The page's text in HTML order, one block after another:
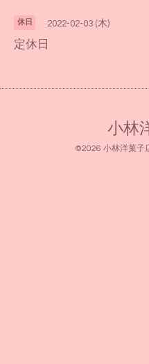
休日 2022-02-03 (木)
定休日
小林
©2026 小林洋菓子